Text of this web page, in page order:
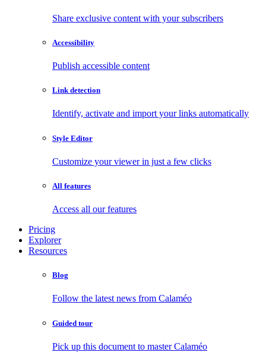
Share exclusive content with your subscribers
Accessibility
Publish accessible content
Link detection
Identify, activate and import your links automatically
Style Editor
Customize your viewer in just a few clicks
All features
Access all our features
Pricing
Explorer
Resources
Blog
Follow the latest news from Calaméo
Guided tour
Pick up this document to master Calaméo